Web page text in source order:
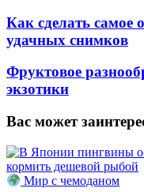
Как сделать самое
удачных снимков
Фруктовое
экзотики
Вас может
Мир с чемоданом